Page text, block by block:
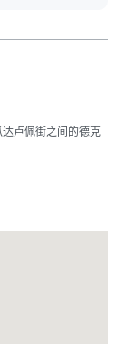
卢佩街之间的德克